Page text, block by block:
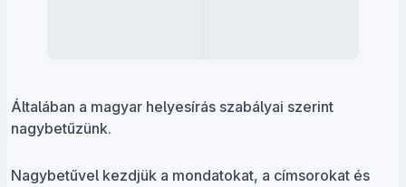
Általában a magyar helyesírás szabályai szerint
nagybetűzünk.
Nagybetűvel kezdjük a mondatokat, a címsorokat és